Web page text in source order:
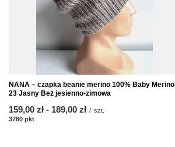
NANA – czapka beanie merino 100% Baby Merino
23 Jasny Beż jesienno-zimowa
od
159,00 zł - do
189,00 zł / szt.
3780 pkt